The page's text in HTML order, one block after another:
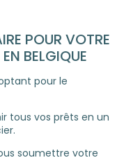
POUR VOTRE
BELGIQUE
pour le
tous vos prêts en un
soumettre votre